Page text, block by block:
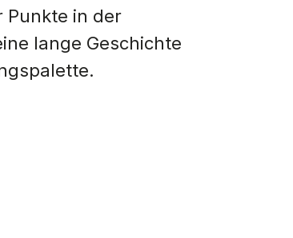
Punkte in der
lange Geschichte